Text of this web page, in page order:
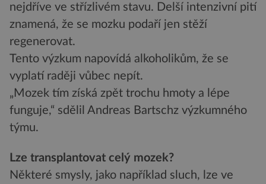
nejdříve ve střízlivém stavu. Delší intenzivní pití
znamená, že se mozku podaří jen stěží
regenerovat.
Tento výzkum napovídá alkoholikům, že se
vyplatí raději vůbec nepít.
„Mozek tím získá zpět trochu hmoty a lépe
funguje,“ sdělil Andreas Bartschz výzkumného
týmu.
Lze transplantovat celý mozek?
Některé smysly, jako například sluch, lze ve